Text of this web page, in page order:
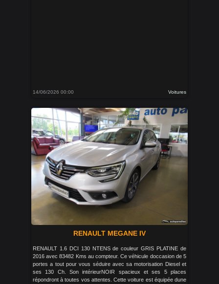
14/06/2026 00:00 Voitures
RENAULT MEGANE IV
RENAULT 1.6 DCI 130 NTENS de couleur GRIS PLATINE de
2016 avec 83482 Kms au compteur. Ce véhicule doccasion de 5
portes a tout pour vous séduire avec sa motorisation Diesel et
ses 130 Ch. Son intérieurNOIR spacieux et ses 5 places
répondront à toutes vos attentes. Cette voiture est équipée dune